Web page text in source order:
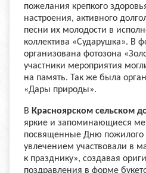
пожелания крепкого
настроения, активного
песни их молодости в
коллектива «Сударушка». В
организована фотозона
участники мероприятия
на память. Так же была
«Дары природы».
В Красноярском сельском
яркие и запоминающиеся
посвященные Дню пожилого
увлечением участвовали в
к празднику», создавая
поздравления в форме